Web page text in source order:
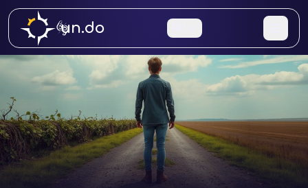
un.do